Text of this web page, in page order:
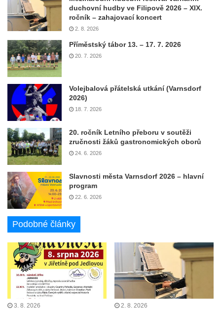
duchovní hudby ve Filipově 2026 – XIX.
ročník – zahajovací koncert
2. 8. 2026
Příměstský tábor 13. – 17. 7. 2026
20. 7. 2026
Volejbalová přátelská utkání (Varnsdorf
2026)
18. 7. 2026
20. ročník Letního přeboru v soutěži
zručnosti žáků gastronomických oborů
24. 6. 2026
Slavnosti města Varnsdorf 2026 – hlavní
program
22. 6. 2026
Podobné články
3. 8. 2026 2. 8. 2026